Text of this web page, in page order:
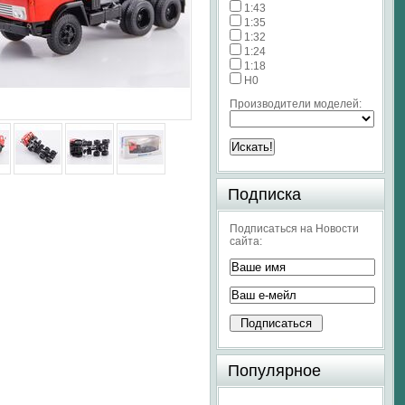
1:43
1:35
1:32
1:24
1:18
H0
Производители моделей:
Подписка
Подписаться на Новости
сайта:
Популярное